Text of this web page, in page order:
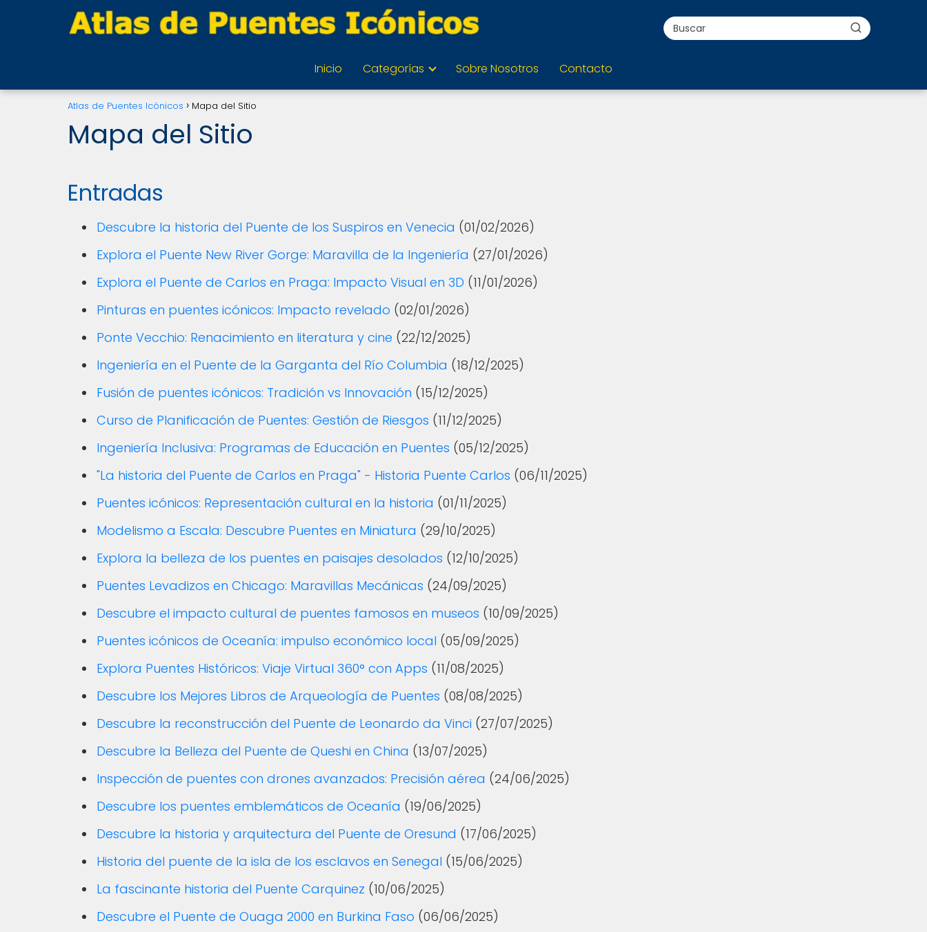
Inicio Categorías Sobre Nosotros Contacto
Atlas de Puentes Icónicos Mapa del Sitio
Mapa del Sitio
Entradas
Descubre la historia del Puente de los Suspiros en Venecia (01/02/2026)
Explora el Puente New River Gorge: Maravilla de la Ingeniería (27/01/2026)
Explora el Puente de Carlos en Praga: Impacto Visual en 3D (11/01/2026)
Pinturas en puentes icónicos: Impacto revelado (02/01/2026)
Ponte Vecchio: Renacimiento en literatura y cine (22/12/2025)
Ingeniería en el Puente de la Garganta del Río Columbia (18/12/2025)
Fusión de puentes icónicos: Tradición vs Innovación (15/12/2025)
Curso de Planificación de Puentes: Gestión de Riesgos (11/12/2025)
Ingeniería Inclusiva: Programas de Educación en Puentes (05/12/2025)
"La historia del Puente de Carlos en Praga" - Historia Puente Carlos (06/11/2025)
Puentes icónicos: Representación cultural en la historia (01/11/2025)
Modelismo a Escala: Descubre Puentes en Miniatura (29/10/2025)
Explora la belleza de los puentes en paisajes desolados (12/10/2025)
Puentes Levadizos en Chicago: Maravillas Mecánicas (24/09/2025)
Descubre el impacto cultural de puentes famosos en museos (10/09/2025)
Puentes icónicos de Oceanía: impulso económico local (05/09/2025)
Explora Puentes Históricos: Viaje Virtual 360° con Apps (11/08/2025)
Descubre los Mejores Libros de Arqueología de Puentes (08/08/2025)
Descubre la reconstrucción del Puente de Leonardo da Vinci (27/07/2025)
Descubre la Belleza del Puente de Queshi en China (13/07/2025)
Inspección de puentes con drones avanzados: Precisión aérea (24/06/2025)
Descubre los puentes emblemáticos de Oceanía (19/06/2025)
Descubre la historia y arquitectura del Puente de Oresund (17/06/2025)
Historia del puente de la isla de los esclavos en Senegal (15/06/2025)
La fascinante historia del Puente Carquinez (10/06/2025)
Descubre el Puente de Ouaga 2000 en Burkina Faso (06/06/2025)